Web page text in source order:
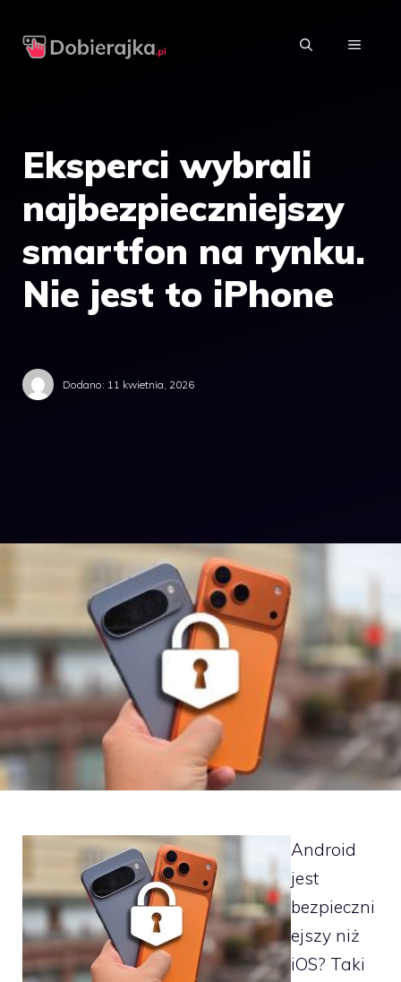
MENU
Eksperci wybrali
najbezpieczniejszy
smartfon na rynku.
Nie jest to iPhone
Dodano: 11 kwietnia, 2026
Android
jest
bezpieczni
ejszy niż
iOS? Taki